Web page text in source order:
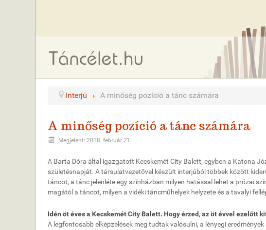
Interjú A minőség pozíció a tánc számára
A minőség pozíció a tánc számára
Megjelent: 2018. február 21.
A Barta Dóra által igazgatott Kecskemét City Balett, egyben a Katona
születésnapját. A társulatvezetővel készült interjúból többek között
táncot, a tánc jelenléte egy színházban milyen hatással lehet a prózai
magától a táncot, milyen a vidéki táncműhelyek helyzete és a tavalyi
Idén öt éves a Kecskemét City Balett. Hogy érzed, az öt évvel
A legfontosabb elképzelések meg tudtak valósulni, a lényegi